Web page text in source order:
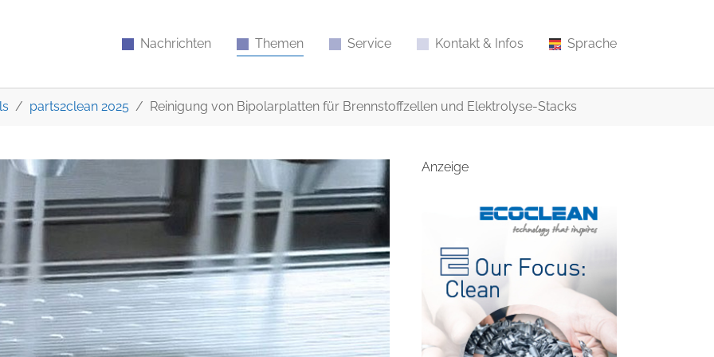
Nachrichten Themen Service Kontakt & Infos Sprache
parts2clean 2025 Reinigung von Bipolarplatten für Brennstoffzellen und Elektrolyse-Stacks
Anzeige